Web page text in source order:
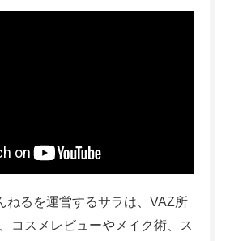
ねるを運営するサラは、VAZ所
コスメレビューやメイク術、ス